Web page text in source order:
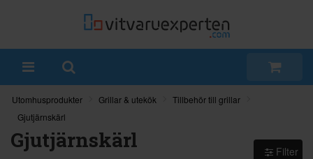
Utomhusprodukter Grillar & utekök
Tillbehör till grillar
Gjutjärnskärl
Gjutjärnskärl Filter